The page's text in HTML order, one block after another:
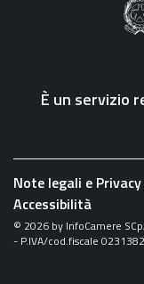
È un servizio
Note legali e
Accessibilità
© 2026 by InfoCamere
- P.IVA/cod.fiscale